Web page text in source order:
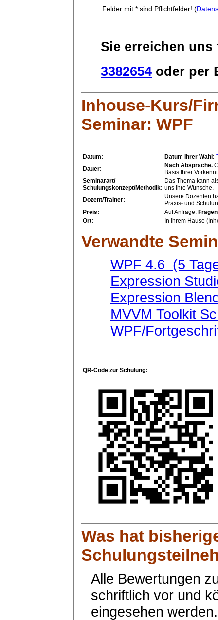
Felder mit * sind Pflichtfelder! (
Sie erreichen
3382654 oder per
Inhouse-Kurs/
Seminar: WPF
Datum: Datum Ihrer Wahl:
Dauer:
Nach Absprache.
Basis Ihrer
Seminarart/
Schulungskonzept/Methodik:
Das Thema kann
uns Ihre Wünsche.
Dozent/Trainer:
Unsere Dozenten
Praxis- und
Preis:
Auf Anfrage.
Ort:
In Ihrem Hause
Verwandte
WPF 4.6 (5
Expression
Expression
MVVM Toolkit
WPF/
QR-Code zur Schulung:
Was hat
Alle Bewertungen
schriftlich vor und
eingesehen werden.